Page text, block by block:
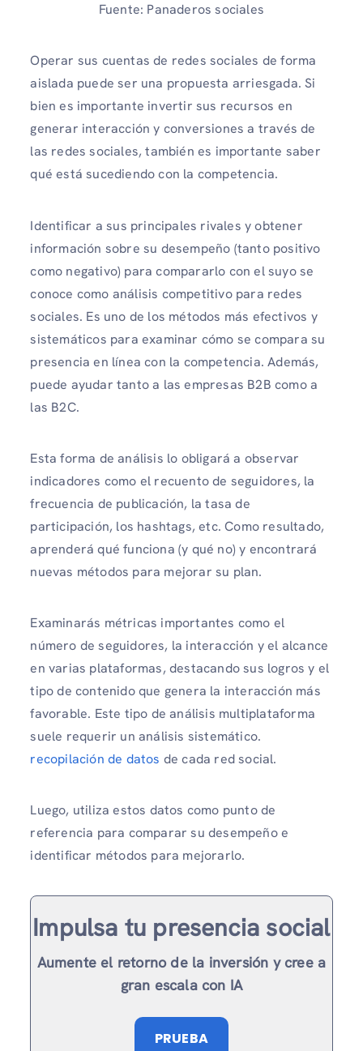
Fuente: Panaderos sociales
Operar sus cuentas de redes sociales de forma
aislada puede ser una propuesta arriesgada. Si
bien es importante invertir sus recursos en
generar interacción y conversiones a través de
las redes sociales, también es importante saber
qué está sucediendo con la competencia.
Identificar a sus principales rivales y obtener
información sobre su desempeño (tanto positivo
como negativo) para compararlo con el suyo se
conoce como análisis competitivo para redes
sociales. Es uno de los métodos más efectivos y
sistemáticos para examinar cómo se compara su
presencia en línea con la competencia. Además,
puede ayudar tanto a las empresas B2B como a
las B2C.
Esta forma de análisis lo obligará a observar
indicadores como el recuento de seguidores, la
frecuencia de publicación, la tasa de
participación, los hashtags, etc. Como resultado,
aprenderá qué funciona (y qué no) y encontrará
nuevas métodos para mejorar su plan.
Examinarás métricas importantes como el
número de seguidores, la interacción y el alcance
en varias plataformas, destacando sus logros y el
tipo de contenido que genera la interacción más
favorable. Este tipo de análisis multiplataforma
suele requerir un análisis sistemático.
recopilación de datos de cada red social.
Luego, utiliza estos datos como punto de
referencia para comparar su desempeño e
identificar métodos para mejorarlo.
Impulsa tu presencia social
Aumente el retorno de la inversión y cree a
gran escala con IA
PRUEBA